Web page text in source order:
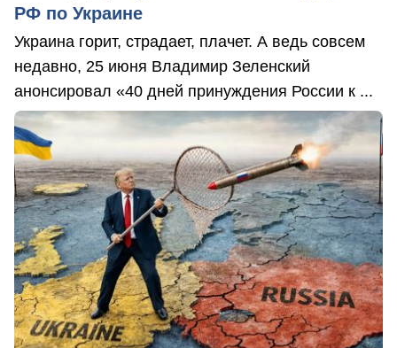
РФ по Украине
Украина горит, страдает, плачет. А ведь совсем
недавно, 25 июня Владимир Зеленский
анонсировал «40 дней принуждения России к ...